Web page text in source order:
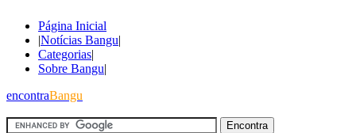
Página Inicial
|Notícias Bangu|
Categorias|
Sobre Bangu|
encontraBangu